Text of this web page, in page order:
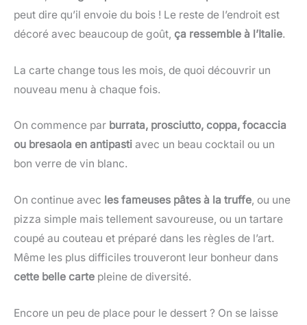
peut dire qu’il envoie du bois ! Le reste de l’endroit est
décoré avec beaucoup de goût, ça ressemble à l’Italie.
La carte change tous les mois, de quoi découvrir un
nouveau menu à chaque fois.
On commence par burrata, prosciutto, coppa, focaccia
ou bresaola en antipasti avec un beau cocktail ou un
bon verre de vin blanc.
On continue avec les fameuses pâtes à la truffe, ou une
pizza simple mais tellement savoureuse, ou un tartare
coupé au couteau et préparé dans les règles de l’art.
Même les plus difficiles trouveront leur bonheur dans
cette belle carte pleine de diversité.
Encore un peu de place pour le dessert ? On se laisse